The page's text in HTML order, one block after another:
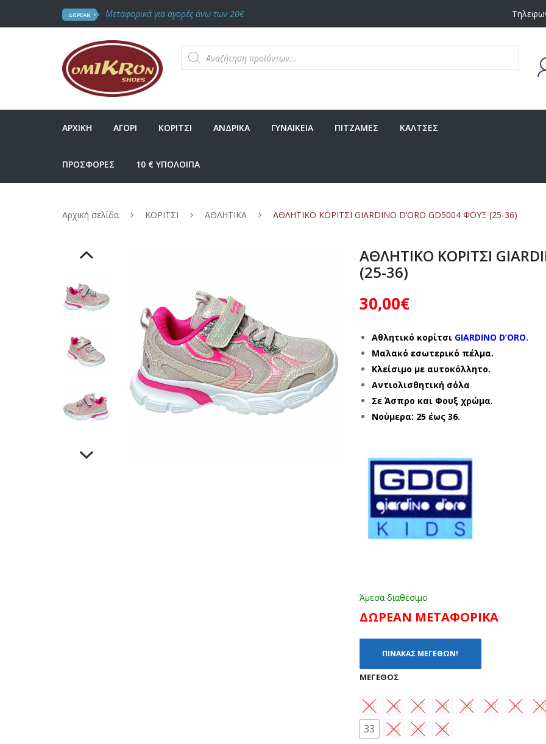
ΔΩΡΕΑΝ Μεταφορικά για αγορές άνω των 20€
Products
search
ΑΡΧΙΚΗ ΑΓΟΡΙ ΚΟΡΙΤΣΙ ΑΝΔΡΙΚΑ ΓΥΝΑΙΚΕΙΑ ΠΙΤΖΑΜΕΣ ΚΑΛΤΣΕΣ
ΠΡΟΣΦΟΡΕΣ 10 € ΥΠΟΛΟΙΠΑ
Αρχική σελίδα ΚΟΡΙΤΣΙ ΑΘΛΗΤΙΚΑ ΑΘΛΗΤΙΚΟ ΚΟΡΙΤΣΙ GIARDINO D’ORO GD5004 ΦΟΥΞ (25-36)
ΑΘΛΗΤΙΚΟ ΚΟΡΙΤΣΙ
(25-36)
30,00€
Αθλητικό κορίτσι GIARDINO D’ORO.
Μαλακό εσωτερικό πέλμα.
Κλείσιμο με αυτοκόλλητο.
Αντιολισθητική σόλα
Σε Άσπρο και Φουξ χρώμα.
Νούμερα: 25 έως 36.
Άμεσα διαθέσιμο
ΔΩΡΕΑΝ ΜΕΤΑΦΟΡΙΚΑ
ΠΙΝΑΚΑΣ ΜΕΓΕΘΩΝ!
ΜΈΓΕΘΟΣ
25 26 27 28 29 30 31
32
33
34 35 36